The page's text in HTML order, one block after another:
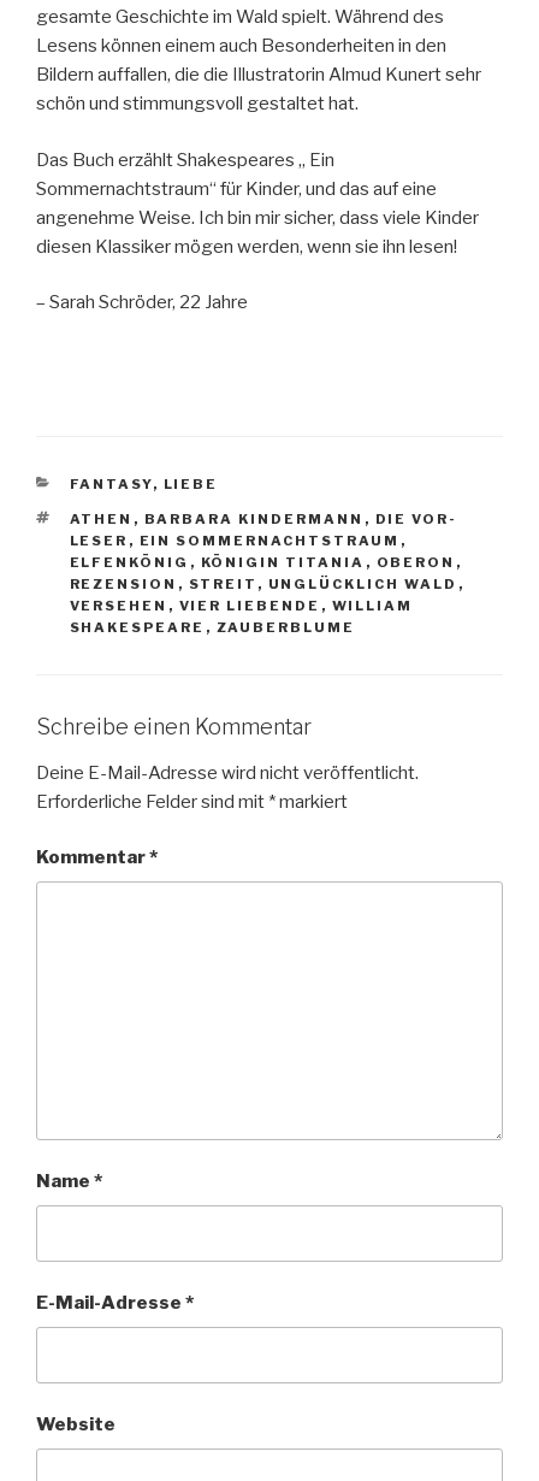
gesamte Geschichte im Wald spielt. Während des
Lesens können einem auch Besonderheiten in den
Bildern auffallen, die die Illustratorin Almud Kunert sehr
schön und stimmungsvoll gestaltet hat.
Das Buch erzählt Shakespeares „ Ein
Sommernachtstraum“ für Kinder, und das auf eine
angenehme Weise. Ich bin mir sicher, dass viele Kinder
diesen Klassiker mögen werden, wenn sie ihn lesen!
– Sarah Schröder, 22 Jahre
KATEGORIEN
FANTASY, LIEBE
SCHLAGWÖRTER
ATHEN , BARBARA KINDERMANN , DIE VOR-
LESER , EIN SOMMERNACHTSTRAUM ,
ELFENKÖNIG , KÖNIGIN TITANIA , OBERON ,
REZENSION , STREIT , UNGLÜCKLICH WALD ,
VERSEHEN , VIER LIEBENDE , WILLIAM
SHAKESPEARE , ZAUBERBLUME
Schreibe einen Kommentar
Deine E-Mail-Adresse wird nicht veröffentlicht.
Erforderliche Felder sind mit *markiert
Kommentar*
Name *
E-Mail-Adresse *
Website